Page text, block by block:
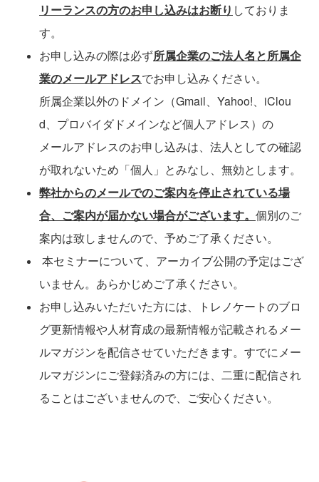
リーランスの方のお申し込みはお断り しておりま
す。
お申し込みの際は必ず所属企業のご法人名と所属企
業のメールアドレスでお申し込みください。
所属企業以外のドメイン（Gmail、Yahoo!、iClou
d、プロバイダドメインなど個人アドレス）の
メールアドレスのお申し込みは、法人としての確認
が取れないため「個人」とみなし、無効とします。
弊社からのメールでのご案内を停止されている場
合、ご案内が届かない場合がございます。 個別のご
案内は致しませんので、予めご了承ください。
本セミナーについて、アーカイブ公開の予定はござ
いません。あらかじめご了承ください。
お申し込みいただいた方には、トレノケートのブロ
グ更新情報や人材育成の最新情報が記載されるメー
ルマガジンを配信させていただきます。すでにメー
ルマガジンにご登録済みの方には、二重に配信され
ることはございませんので、ご安心ください。